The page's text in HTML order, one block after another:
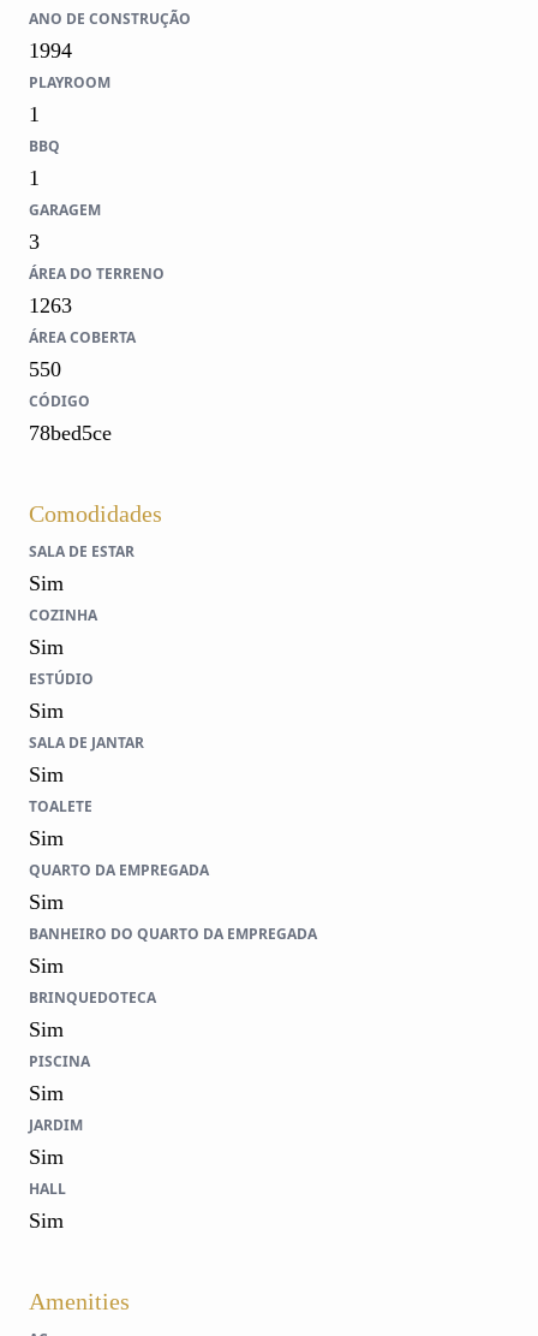
ANO DE CONSTRUÇÃO
1994
PLAYROOM
1
BBQ
1
GARAGEM
3
ÁREA DO TERRENO
1263
ÁREA COBERTA
550
CÓDIGO
78bed5ce
Comodidades
SALA DE ESTAR
Sim
COZINHA
Sim
ESTÚDIO
Sim
SALA DE JANTAR
Sim
TOALETE
Sim
QUARTO DA EMPREGADA
Sim
BANHEIRO DO QUARTO DA EMPREGADA
Sim
BRINQUEDOTECA
Sim
PISCINA
Sim
JARDIM
Sim
HALL
Sim
Amenities